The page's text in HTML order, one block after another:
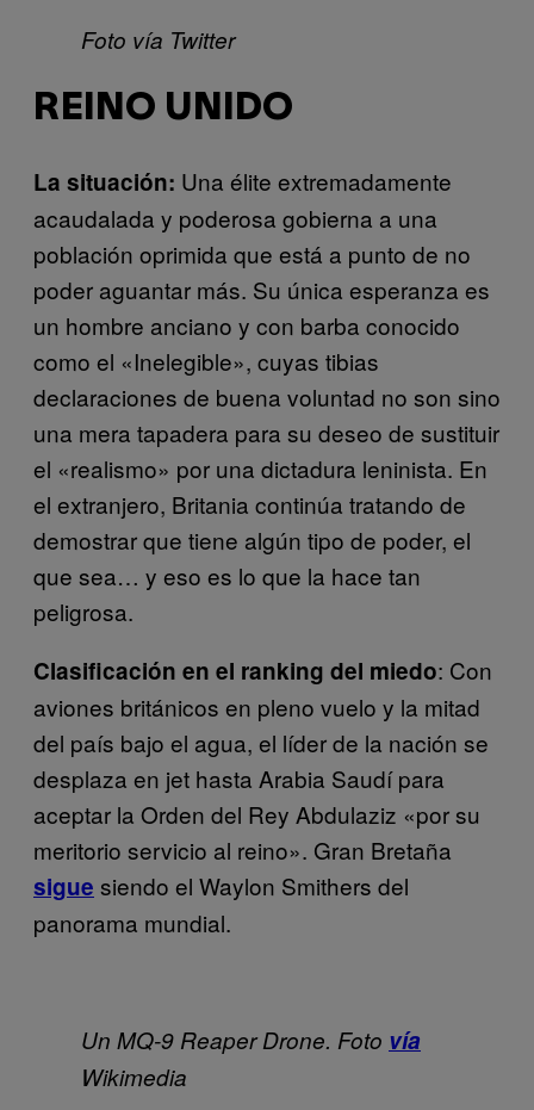
Foto vía Twitter
REINO UNIDO
La situación: Una élite extremadamente
acaudalada y poderosa gobierna a una
población oprimida que está a punto de no
poder aguantar más. Su única esperanza es
un hombre anciano y con barba conocido
como el «Inelegible», cuyas tibias
declaraciones de buena voluntad no son sino
una mera tapadera para su deseo de sustituir
el «realismo» por una dictadura leninista. En
el extranjero, Britania continúa tratando de
demostrar que tiene algún tipo de poder, el
que sea… y eso es lo que la hace tan
peligrosa.
Clasificación en el ranking del miedo: Con
aviones británicos en pleno vuelo y la mitad
del país bajo el agua, el líder de la nación se
desplaza en jet hasta Arabia Saudí para
aceptar la Orden del Rey Abdulaziz «por su
meritorio servicio al reino». Gran Bretaña
sigue siendo el Waylon Smithers del
panorama mundial.
Un MQ-9 Reaper Drone. Foto vía
Wikimedia